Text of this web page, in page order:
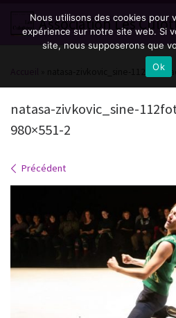
Passer au contenu
Association Les
natasa-zivkovic_sine-112foto-
natasa-zivkovic_sine-
980×551-2
Navigation des images
Précédent
Nous utilisons des cookies pour
expérience sur notre site web. Si
site, nous supposerons que
Ok